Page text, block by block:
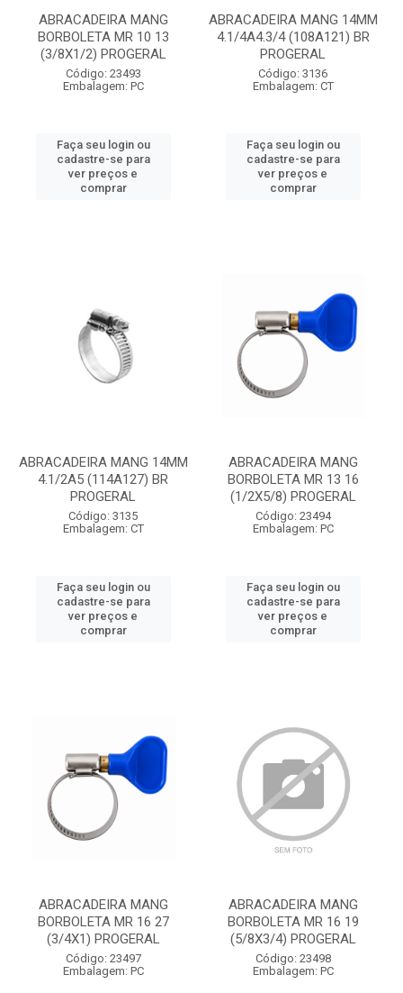
ABRACADEIRA MANG
BORBOLETA MR 10 13
(3/8X1/2) PROGERAL
Código: 23493
Embalagem: PC
Faça seu login ou
cadastre-se para
ver preços e
comprar
ABRACADEIRA MANG 14MM
4.1/4A4.3/4 (108A121) BR
PROGERAL
Código: 3136
Embalagem: CT
Faça seu login ou
cadastre-se para
ver preços e
comprar
ABRACADEIRA MANG 14MM
4.1/2A5 (114A127) BR
PROGERAL
Código: 3135
Embalagem: CT
Faça seu login ou
cadastre-se para
ver preços e
comprar
ABRACADEIRA MANG
BORBOLETA MR 13 16
(1/2X5/8) PROGERAL
Código: 23494
Embalagem: PC
Faça seu login ou
cadastre-se para
ver preços e
comprar
ABRACADEIRA MANG
BORBOLETA MR 16 27
(3/4X1) PROGERAL
Código: 23497
Embalagem: PC
ABRACADEIRA MANG
BORBOLETA MR 16 19
(5/8X3/4) PROGERAL
Código: 23498
Embalagem: PC